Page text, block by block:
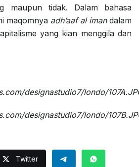
maupun tidak. Dalam bahasa
maqomnya adh’aaf al imandalam
yang kian menggila dan
designastudio7/londo/
designastudio7/londo/
Twitter